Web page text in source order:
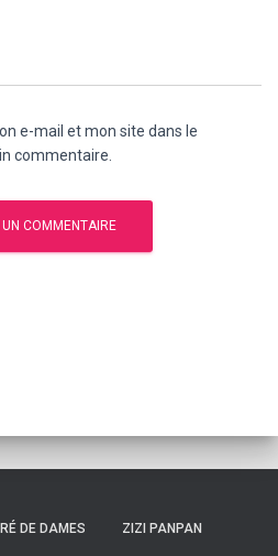
e-mail et mon site dans le
commentaire.
DE DAMES ZIZI PANPAN